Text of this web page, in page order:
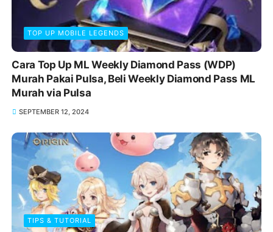
TOP UP MOBILE LEGENDS
Cara Top Up ML Weekly Diamond Pass (WDP)
Murah Pakai Pulsa, Beli Weekly Diamond Pass ML
Murah via Pulsa
SEPTEMBER 12, 2024
TIPS & TUTORIAL